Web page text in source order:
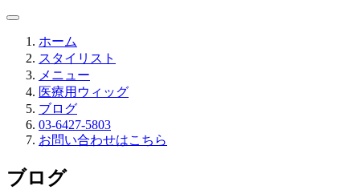
ホーム
スタイリスト
メニュー
医療用ウィッグ
ブログ
03-6427-5803
お問い合わせはこちら
ブログ